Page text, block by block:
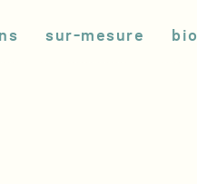
sur-mesure bio